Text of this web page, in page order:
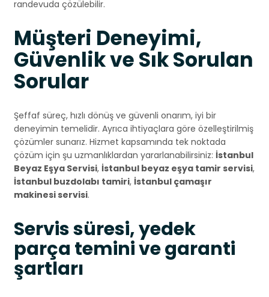
randevuda çözülebilir.
Müşteri Deneyimi,
Güvenlik ve Sık Sorulan
Sorular
Şeffaf süreç, hızlı dönüş ve güvenli onarım, iyi bir
deneyimin temelidir. Ayrıca ihtiyaçlara göre özelleştirilmiş
çözümler sunarız. Hizmet kapsamında tek noktada
çözüm için şu uzmanlıklardan yararlanabilirsiniz: İstanbul
Beyaz Eşya Servisi, İstanbul beyaz eşya tamir servisi,
İstanbul buzdolabı tamiri, İstanbul çamaşır
makinesi servisi.
Servis süresi, yedek
parça temini ve garanti
şartları